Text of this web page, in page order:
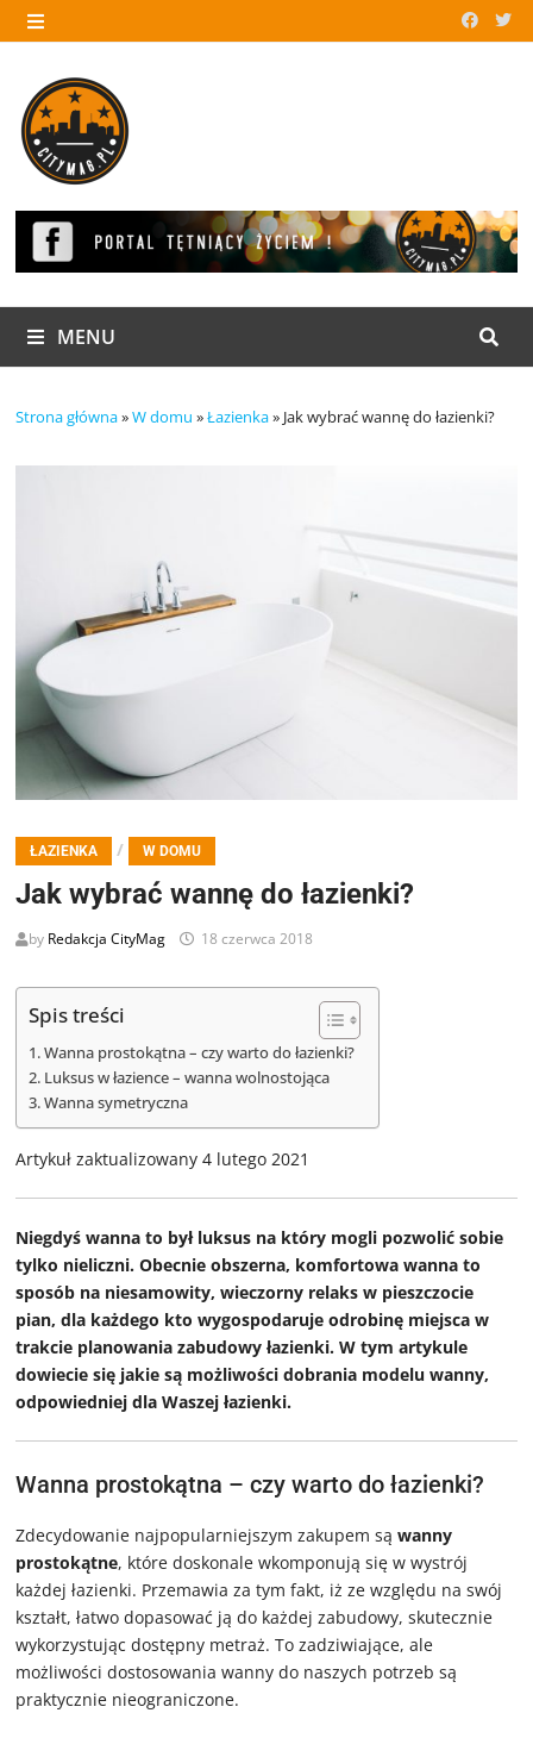
Skip
to
MENU
MENU
Strona główna»W domu »Łazienka» Jak wybrać wannę do łazienki?
ŁAZIENKA / W DOMU
Jak wybrać wannę do łazienki?
by Redakcja CityMag 18 czerwca 2018
Spis treści
Wanna prostokątna – czy warto do łazienki?
Luksus w łazience – wanna wolnostojąca
Wanna symetryczna
Artykuł zaktualizowany 4 lutego 2021
Niegdyś wanna to był luksus na który mogli pozwolić sobie
tylko nieliczni. Obecnie obszerna, komfortowa wanna to
sposób na niesamowity, wieczorny relaks w pieszczocie
pian, dla każdego kto wygospodaruje odrobinę miejsca w
trakcie planowania zabudowy łazienki. W tym artykule
dowiecie się jakie są możliwości dobrania modelu wanny,
odpowiedniej dla Waszej łazienki.
Wanna prostokątna – czy warto do łazienki?
Zdecydowanie najpopularniejszym zakupem sąwanny
prostokątne, które doskonale wkomponują się w wystrój
każdej łazienki. Przemawia za tym fakt, iż ze względu na swój
kształt, łatwo dopasować ją do każdej zabudowy, skutecznie
wykorzystując dostępny metraż. To zadziwiające, ale
możliwości dostosowania wanny do naszych potrzeb są
praktycznie nieograniczone.